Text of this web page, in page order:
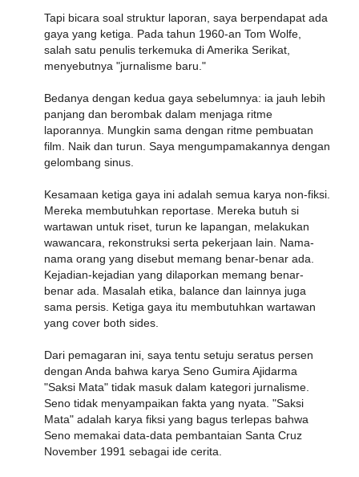
Tapi bicara soal struktur laporan, saya berpendapat ada
gaya yang ketiga. Pada tahun 1960-an Tom Wolfe,
salah satu penulis terkemuka di Amerika Serikat,
menyebutnya "jurnalisme baru."
Bedanya dengan kedua gaya sebelumnya: ia jauh lebih
panjang dan berombak dalam menjaga ritme
laporannya. Mungkin sama dengan ritme pembuatan
film. Naik dan turun. Saya mengumpamakannya dengan
gelombang sinus.
Kesamaan ketiga gaya ini adalah semua karya non-fiksi.
Mereka membutuhkan reportase. Mereka butuh si
wartawan untuk riset, turun ke lapangan, melakukan
wawancara, rekonstruksi serta pekerjaan lain. Nama-
nama orang yang disebut memang benar-benar ada.
Kejadian-kejadian yang dilaporkan memang benar-
benar ada. Masalah etika, balance dan lainnya juga
sama persis. Ketiga gaya itu membutuhkan wartawan
yang cover both sides.
Dari pemagaran ini, saya tentu setuju seratus persen
dengan Anda bahwa karya Seno Gumira Ajidarma
"Saksi Mata" tidak masuk dalam kategori jurnalisme.
Seno tidak menyampaikan fakta yang nyata. "Saksi
Mata" adalah karya fiksi yang bagus terlepas bahwa
Seno memakai data-data pembantaian Santa Cruz
November 1991 sebagai ide cerita.